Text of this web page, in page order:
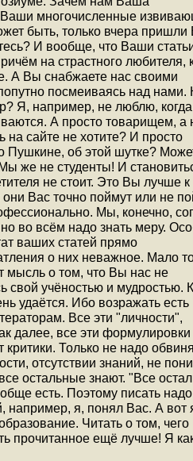
многочисленные
быть, только вчера пришли
И вообще, что Ваши
на страстного любителя,
А Вы снабжаете нас своими
посмеиваясь над нами.
Я, например, не люблю,
А просто товарищем, а
сайте не хотите? И просто
Пушкине, об этой шутке?
же не студенты! И
не стоит. Это Вы лучше к
Вас точно поймут или не
Мы, конечно,
во всём надо знать меру.
ваших статей прямо
о них неважное. Мало
мысль о том, что Вы нас не
свой учёностью и мудростью. К
удаётся. Ибо возражать есть
Все эти "личности",
далее, все эти формулировки
критики. Только не надо
отсутствии знаний, не
остальные знают. "Все
есть. Поэтому писать надо
например, я, понял Вас. А вот
Читать о том,
прочитанное ещё лучше! Я